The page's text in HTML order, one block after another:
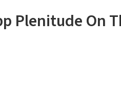
Plenitude On